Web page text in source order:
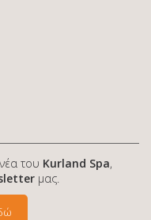
του Kurland Spa,
μας.